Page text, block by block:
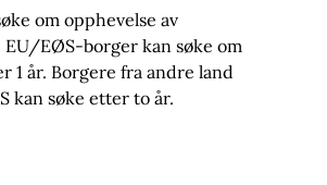
om opphevelse av
EØS-borger kan søke om
1 år. Borgere fra andre land
kan søke etter to år.